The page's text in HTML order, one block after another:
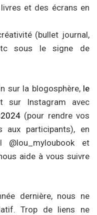
et des écrans en
(bullet journal,
sous le signe de
sur la blogosphère, le
sur Instagram avec
(pour rendre vos
aux participants), en
@lou_myloubook et
aide à vous suivre
dernière, nous ne
Trop de liens ne